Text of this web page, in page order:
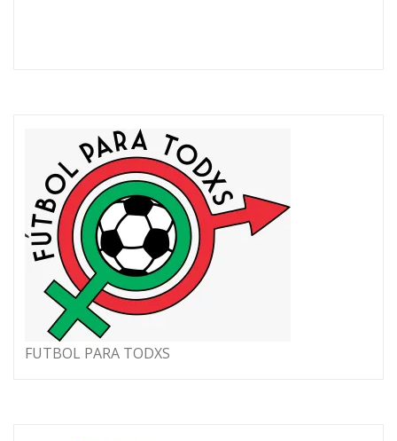
FUTBOL PARA TODXS